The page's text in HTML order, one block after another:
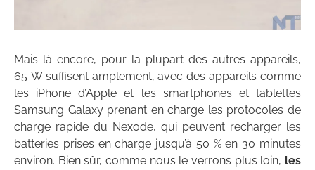
Mais là encore, pour la plupart des autres appareils,
65 W suffisent amplement, avec des appareils comme
les iPhone d’Apple et les smartphones et tablettes
Samsung Galaxy prenant en charge les protocoles de
charge rapide du Nexode, qui peuvent recharger les
batteries prises en charge jusqu’à 50 % en 30 minutes
environ. Bien sûr, comme nous le verrons plus loin, les